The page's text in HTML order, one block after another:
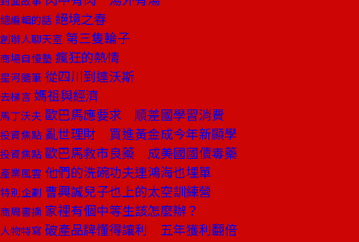
總編輯的話 絕境之春
創辦人聊天室 第三隻輪子
商場自慢塾 瘋狂的熱情
星河隨筆 從四川到達沃斯
去梯言 媽祖與經濟
馬丁沃夫 歐巴馬應要求 順差國學習消費
投資焦點 亂世理財 買進黃金成今年新顯學
投資焦點 歐巴馬救市良藥 成美國國債毒藥
產業風雲 他們的洗碗功夫連鴻海也埋單
特別企劃 曹興誠兒子也上的太空訓練營
商周書摘 家裡有個中等生該怎麼辦？
人物特寫 破產品牌懂得讓利 五年獲利翻倍